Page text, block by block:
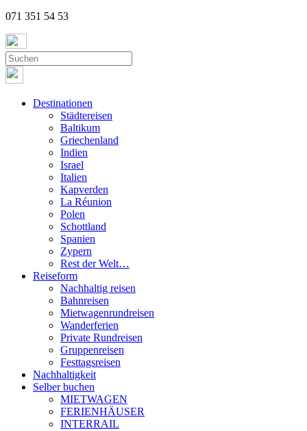
071 351 54 53
Destinationen
Städtereisen
Baltikum
Griechenland
Indien
Israel
Italien
Kapverden
La Réunion
Polen
Schottland
Spanien
Zypern
Rest der Welt…
Reiseform
Nachhaltig reisen
Bahnreisen
Mietwagenrundreisen
Wanderferien
Private Rundreisen
Gruppenreisen
Festtagsreisen
Nachhaltigkeit
Selber buchen
MIETWAGEN
FERIENHÄUSER
INTERRAIL